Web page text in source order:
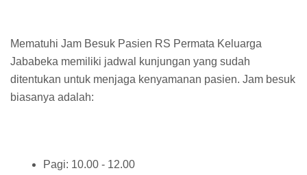
Mematuhi Jam Besuk Pasien RS Permata Keluarga
Jababeka memiliki jadwal kunjungan yang sudah
ditentukan untuk menjaga kenyamanan pasien. Jam besuk
biasanya adalah:
Pagi: 10.00 - 12.00